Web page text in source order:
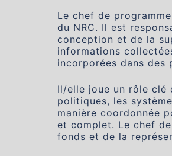
Le chef de
du NRC. Il est
conception et de la
informations
incorporées dans
Il/elle joue un rôle clé
politiques, les
manière coordonnée
et complet. Le chef
fonds et de la